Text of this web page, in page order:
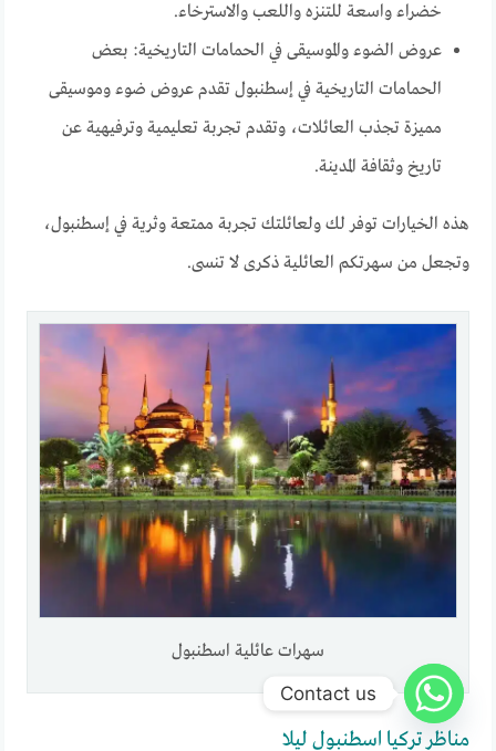
خضراء واسعة للتنزه واللعب والاسترخاء.
عروض الضوء والموسيقى في الحمامات التاريخية: بعض
الحمامات التاريخية في إسطنبول تقدم عروض ضوء وموسيقى
مميزة تجذب العائلات، وتقدم تجربة تعليمية وترفيهية عن
تاريخ وثقافة المدينة.
هذه الخيارات توفر لك ولعائلتك تجربة ممتعة وثرية في إسطنبول،
وتجعل من سهرتكم العائلية ذكرى لا تنسى.
سهرات عائلية اسطنبول
مناظر تركيا اسطنبول ليلا
Contact us